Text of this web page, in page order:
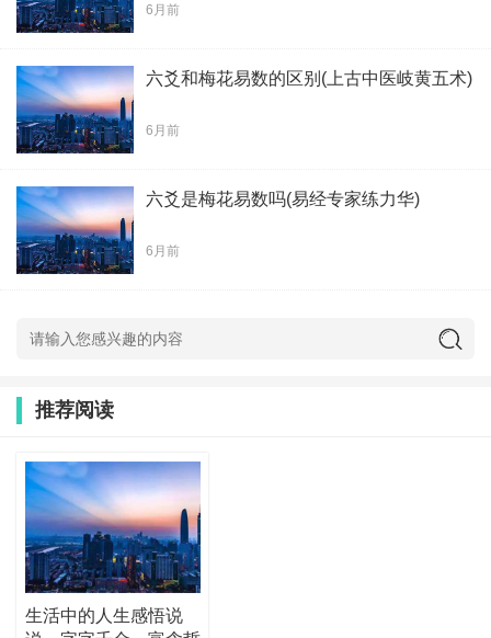
6月前
六爻和梅花易数的区别(上古中医岐黄五术)
6月前
六爻是梅花易数吗(易经专家练力华)
6月前
推荐阅读
生活中的人生感悟说